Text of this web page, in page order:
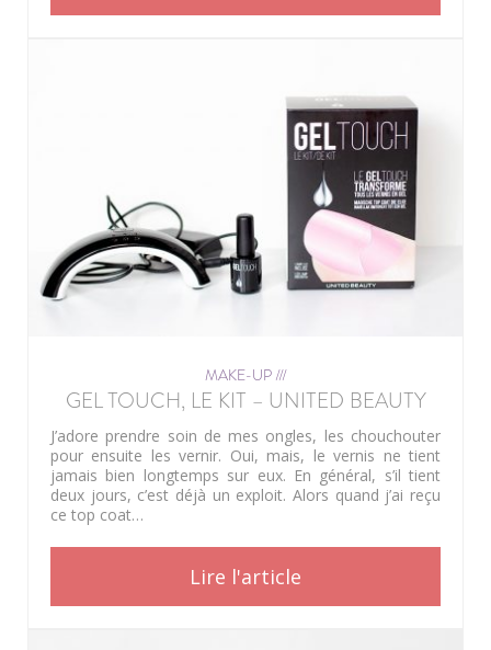
MAKE-UP ///
GEL TOUCH, LE KIT – UNITED BEAUTY
J’adore prendre soin de mes ongles, les chouchouter
pour ensuite les vernir. Oui, mais, le vernis ne tient
jamais bien longtemps sur eux. En général, s’il tient
deux jours, c’est déjà un exploit. Alors quand j’ai reçu
ce top coat…
Lire l'article